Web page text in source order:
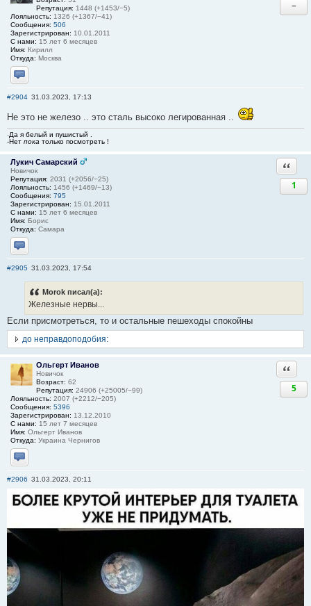
Репутация: 1448 (+1453/−5)
Лояльность: 1326 (+1367/−41)
Сообщения: 506
Зарегистрирован: 10.01.2011
С нами: 15 лет 6 месяцев
Имя: Кирилл
Откуда: Москва
Отправить личное сообщение
−
#2904 31.03.2023, 17:13
Не это не железо .. это сталь высоко легированная ..
-Да я белый и пушистый .
-Нет пока только посмотреть !
Лукич Самарский
Новичок
Репутация: 2031 (+2056/−25)
Лояльность: 1456 (+1469/−13)
Сообщения: 795
Зарегистрирован: 15.01.2011
С нами: 15 лет 6 месяцев
Имя: Борис
Откуда: Самара
Отправить личное сообщение
1
#2905 31.03.2023, 17:54
Morok писал(а):
Железные нервы...
Если присмотреться, то и остальные пешеходы спокойны
до неправдоподобия:
Ольгерт Иванов
Новичок
Возраст: 62
Репутация: 24906 (+25005/−99)
Лояльность: 2007 (+2212/−205)
Сообщения: 5396
Зарегистрирован: 13.12.2010
С нами: 15 лет 7 месяцев
Имя: Ольгерт Иванов
Откуда: Украина Чернигов
Отправить личное сообщение
5
#2906 31.03.2023, 20:11